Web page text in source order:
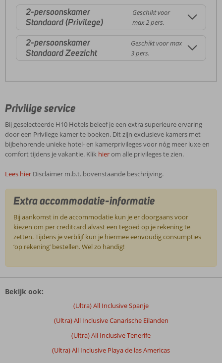
2-persoonskamer
Standaard (Privilege)
Geschikt voor
max 2 pers.
2-persoonskamer
Standaard Zeezicht
Geschikt voor max
3 pers.
Privilige service
Bij geselecteerde H10 Hotels beleef je een extra superieure ervaring
door een Privilege kamer te boeken. Dit zijn exclusieve kamers met
bijbehorende unieke hotel- en kamerprivileges voor nóg meer luxe en
comfort tijdens je vakantie. Klik hierom alle privileges te zien.
Lees hier Disclaimer m.b.t. bovenstaande beschrijving.
Extra accommodatie-informatie
Bij aankomst in de accommodatie kun je er doorgaans voor
kiezen om per creditcard alvast een tegoed op je rekening te
zetten. Tijdens je verblijf kun je hiermee eenvoudig consumpties
‘op rekening’ bestellen. Wel zo handig!
zijn
Bekijk ook:
(Ultra) All Inclusive Spanje
(Ultra) All Inclusive Canarische Eilanden
(Ultra) All Inclusive Tenerife
(Ultra) All Inclusive Playa de las Americas